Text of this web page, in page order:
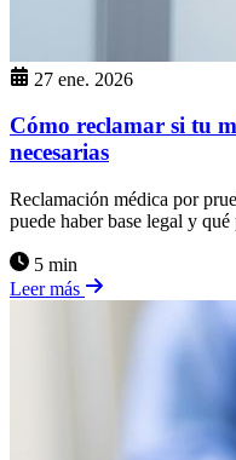
27 ene. 2026
Cómo reclamar si tu
necesarias
Reclamación médica por
puede haber base legal y
5 min
Leer más